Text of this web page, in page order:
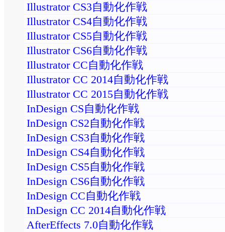
Illustrator CS3自動化作戦
Illustrator CS4自動化作戦
Illustrator CS5自動化作戦
Illustrator CS6自動化作戦
Illustrator CC自動化作戦
Illustrator CC 2014自動化作戦
Illustrator CC 2015自動化作戦
InDesign CS自動化作戦
InDesign CS2自動化作戦
InDesign CS3自動化作戦
InDesign CS4自動化作戦
InDesign CS5自動化作戦
InDesign CS6自動化作戦
InDesign CC自動化作戦
InDesign CC 2014自動化作戦
AfterEffects 7.0自動化作戦